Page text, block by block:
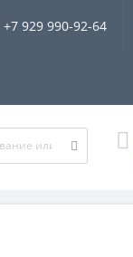
+7 929 990-92-64